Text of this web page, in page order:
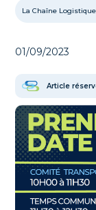
La Chaîne
01/09/2023
Article